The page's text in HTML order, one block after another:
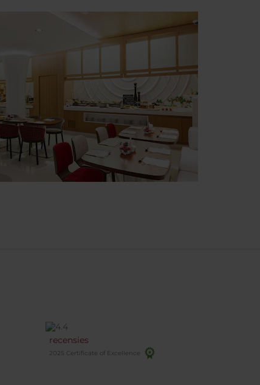
recensies
2025 Certificate of Excellence